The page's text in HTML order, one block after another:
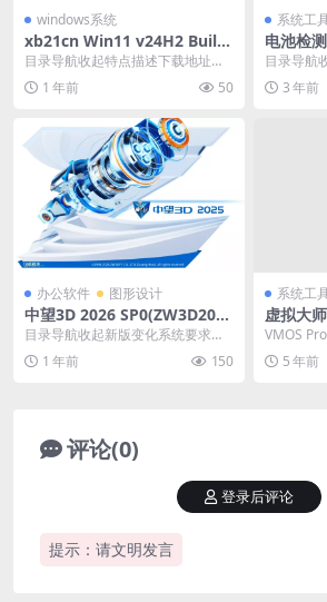
windows系统
xb21cn Win11 v24H2 Build
26200.5603.1
目录导航收起特点描述下载地址目
录导航收起特点描述下载地址xb21
cn精简Win1...
1 年前 50
系统工
电池检
ro
目录导航
载地址目
描述下载
3 年前
办公软件 图形设计
中望3D 2026 SP0(ZW3D2026
中文版)中文修改版
目录导航收起新版变化系统要求下
载地址目录导航收起新版变化系统
要求下载地址中望3D...
1 年前 150
系统工
虚拟大
卓版
VMOS
师）团队
次我们将会
5 年前
评论(0)
提示：请文明发言
登录后评论